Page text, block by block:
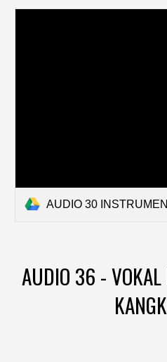
AUDIO 30 INSTRUMENTAL
AUDIO 36 - VOKAL